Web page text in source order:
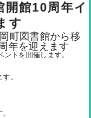
開館10周年イ
す
町図書館から移
年を迎えます
トを開催します。
。